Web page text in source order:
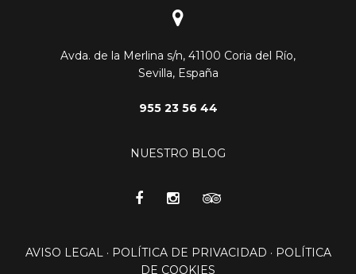
Avda. de la Merlina s/n, 41100 Coria del Río,
Sevilla, España
955 23 56 44
NUESTRO BLOG
AVISO LEGAL · POLÍTICA DE PRIVACIDAD · POLÍTICA
DE COOKIES